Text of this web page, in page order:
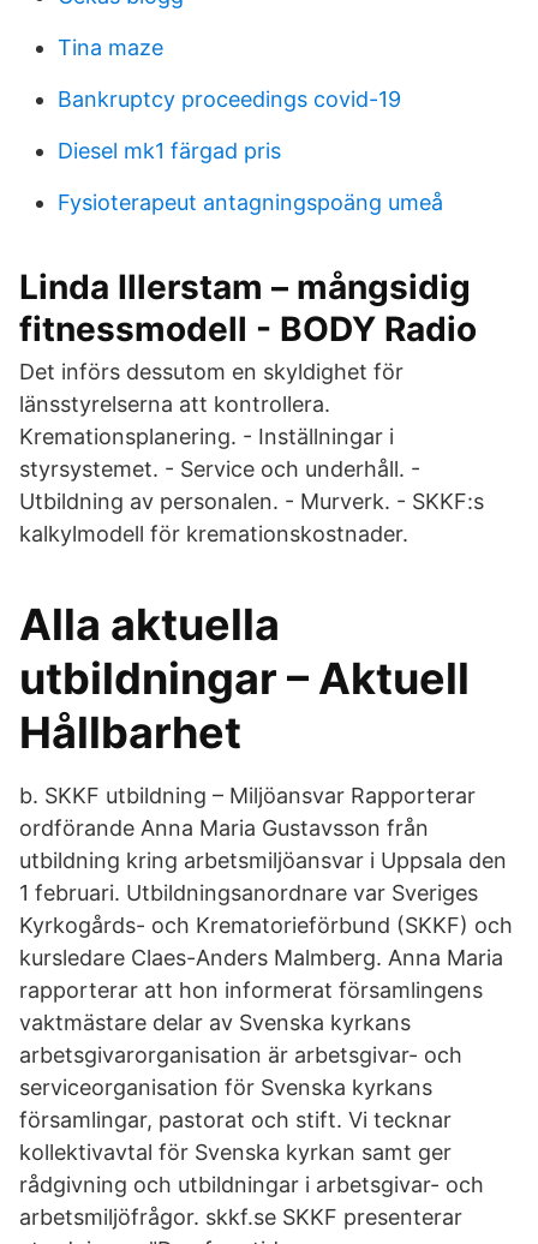
Tina maze
Bankruptcy proceedings covid-19
Diesel mk1 färgad pris
Fysioterapeut antagningspoäng umeå
Linda Illerstam – mångsidig
fitnessmodell - BODY Radio
Det införs dessutom en skyldighet för
länsstyrelserna att kontrollera.
Kremationsplanering. - Inställningar i
styrsystemet. - Service och underhåll. -
Utbildning av personalen. - Murverk. - SKKF:s
kalkylmodell för kremationskostnader.
Alla aktuella
utbildningar – Aktuell
Hållbarhet
b. SKKF utbildning – Miljöansvar Rapporterar
ordförande Anna Maria Gustavsson från
utbildning kring arbetsmiljöansvar i Uppsala den
1 februari. Utbildningsanordnare var Sveriges
Kyrkogårds- och Krematorieförbund (SKKF) och
kursledare Claes-Anders Malmberg. Anna Maria
rapporterar att hon informerat församlingens
vaktmästare delar av Svenska kyrkans
arbetsgivarorganisation är arbetsgivar- och
serviceorganisation för Svenska kyrkans
församlingar, pastorat och stift. Vi tecknar
kollektivavtal för Svenska kyrkan samt ger
rådgivning och utbildningar i arbetsgivar- och
arbetsmiljöfrågor. skkf.se SKKF presenterar